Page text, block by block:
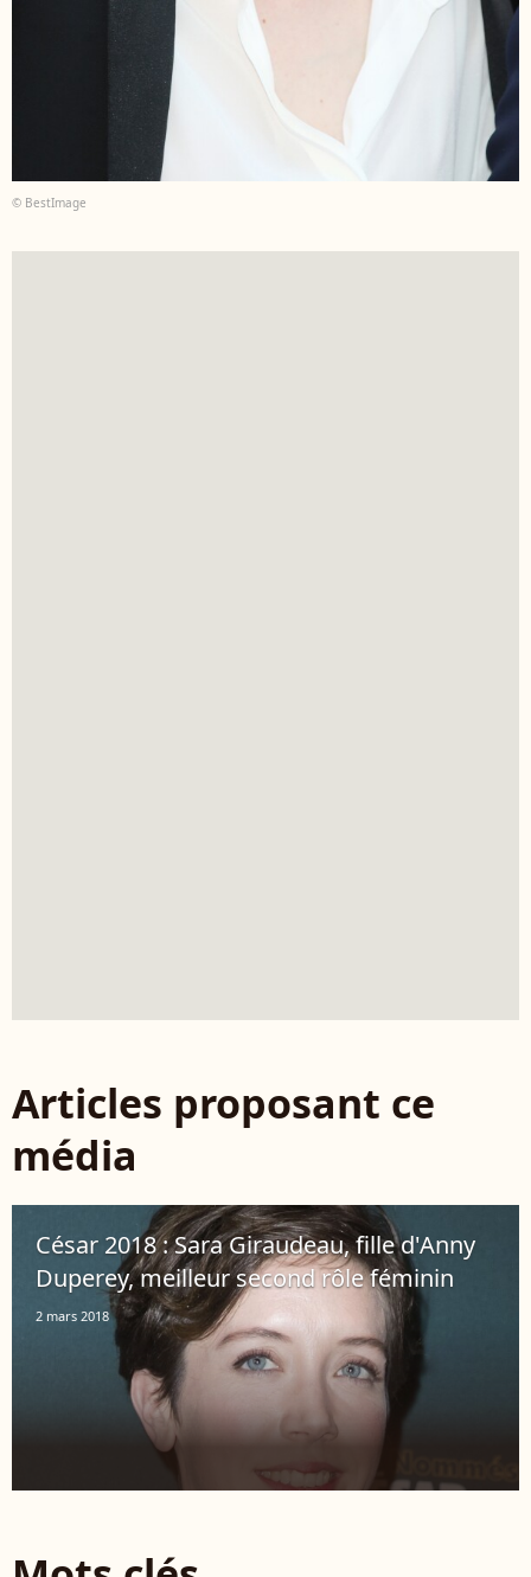
© BestImage
Articles proposant ce
média
César 2018 : Sara Giraudeau, fille d'Anny
Duperey, meilleur second rôle féminin
2 mars 2018